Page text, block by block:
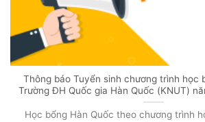
Thông báo Tuyển sinh chương trình học
Trường ĐH Quốc gia Hàn Quốc (KNUT)
Học bổng Hàn Quốc theo chương trình